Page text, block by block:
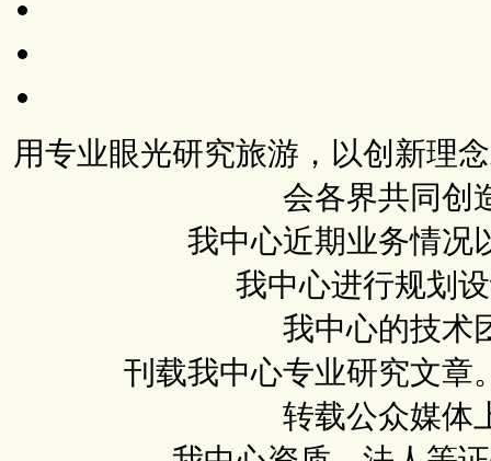
用专业眼光研究旅游，以创新理
会各界共同创
我中心近期业务情况
我中心进行规划
我中心的技术
刊载我中心专业研究文章
转载公众媒体